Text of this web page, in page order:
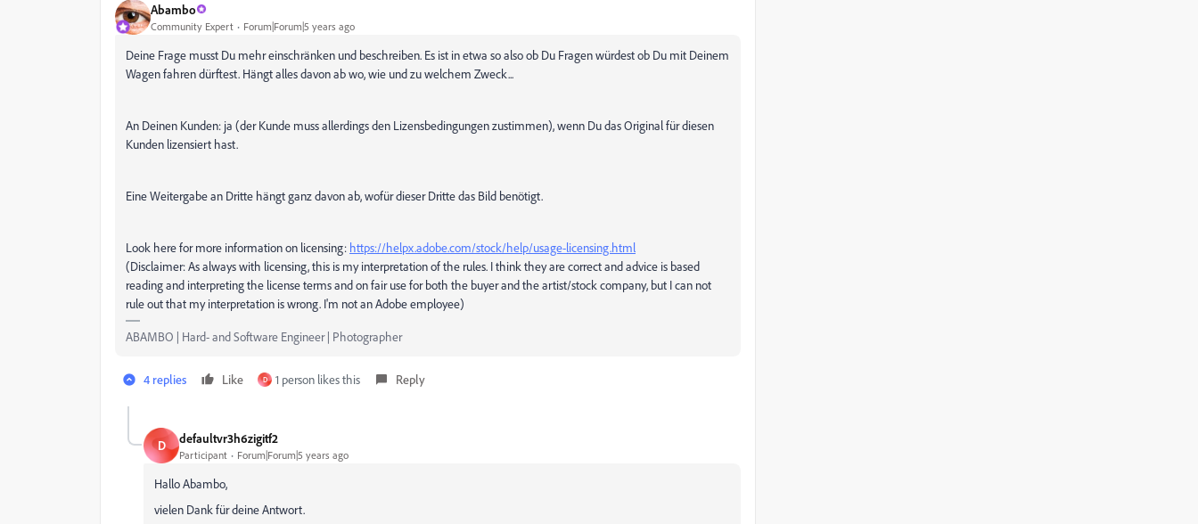
Abambo
Community Expert Forum|Forum|5 years ago
Deine Frage musst Du mehr einschränken und beschreiben. Es ist in etwa so also ob Du Fragen würdest ob Du mit Deinem
Wagen fahren dürftest. Hängt alles davon ab wo, wie und zu welchem Zweck...
An Deinen Kunden: ja (der Kunde muss allerdings den Lizensbedingungen zustimmen), wenn Du das Original für diesen
Kunden lizensiert hast.
Eine Weitergabe an Dritte hängt ganz davon ab, wofür dieser Dritte das Bild benötigt.
Look here for more information on licensing: https://helpx.adobe.com/stock/help/usage-licensing.html
(Disclaimer: As always with licensing, this is my interpretation of the rules. I think they are correct and advice is based
reading and interpreting the license terms and on fair use for both the buyer and the artist/stock company, but I can not
rule out that my interpretation is wrong. I'm not an Adobe employee)
ABAMBO | Hard- and Software Engineer | Photographer
4 replies Like D 1 person likes this Reply
D defaultvr3h6zigitf2
Participant Forum|Forum|5 years ago
Hallo Abambo,
vielen Dank für deine Antwort.